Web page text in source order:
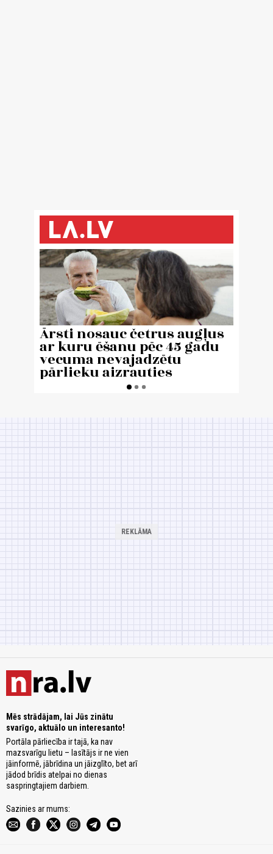
Mēs strādājam, lai Jūs zinātu
svarīgo, aktuālo un interesanto!
Portāla pārliecība ir tajā, ka nav
mazsvarīgu lietu – lasītājs ir ne vien
jāinformē, jābrīdina un jāizglīto, bet arī
jādod brīdis atelpai no dienas
saspringtajiem darbiem.
Sazinies ar mums: